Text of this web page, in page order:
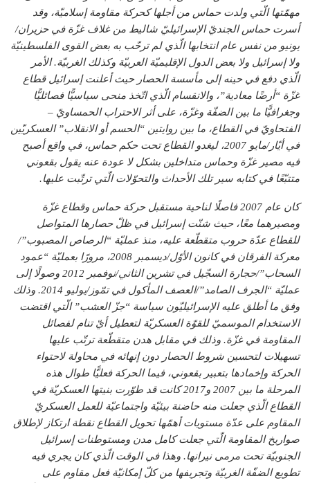
مهمّتها الّتي ولدت حماس من أجلها كحركة مقاومة إسلاميّة، وقد
أسرت حماس الجنديّ الإسرائيليّ شاليط من غلاف غزّة في حزيران/
يونيو من نفس عام انتخابها الّذي لم ترحّب به بعض القوى الفلسطينيّة
ولا إسرائيل ولا بعض الدول الإقليميّة العربيّة وكذلك الغربيّة. الأمر
الّذي دفع في حينه إلى مأسسة الحصار حيث أعلنت إسرائيل قطاع
غزّة “أرضًا معادية”، والانقسام الّذي اتّخذ منحى سياسيًّا فصائليًّا
وجغرافيًّا ما بين الضفّة وغزّة، على أثر الاحتراب الحمساويّ –
الفتحاويّ في القطاع، ما بين روايتين “الحسم أو الانقلاب” العسكريّين
في أيّار/مايو 2007، ليغدو القطاع تحت حكم حماس، في واقع أصبح
فيه مصير غزّة وحماس متداخلين بشكل لا عودة عنه يقول بقعوني
متتبّعًا في كتابه سير تلك الأحداث والتحوّلات الّتي ترتّبت عليها.
كان عام 2007 فاصلًا لناحية مستقبل حركة حماس وقطاع غزّة
ومصيرهما معًا، حيث شنّت إسرائيل في ظلّ حصارها المتواصل
للقطاع عدّة حروب متقطّعة عليه، منذ عمليّة “الرصاص المصبوب”/
معركة الفرقان في كانون الأوّل/ديسمبر 2008، مرورًا بعمليّة “عمود
السحاب”/حجارة السجّيل في تشرين الثاني/نوفمبر 2012 وصولًا إلى
عمليّة “الجرف الصامد”/العصف المأكول في تمّوز/يوليو 2014. وذلك
وفق ما أطلق عليه الإسرائيليّون سياسة “جزّ العشب” الّتي اقتضت
الاستخدام الموسميّ للقوّة العسكريّة لتعطيل أيّ تنام لفصائل
المقاومة في غزّة. وذلك في مقابل هدن متقطّعة ترتّب عليها
تسهيلات لتحسين شروط الحصار دون إنهائه في محاولة لاحتواء
الحركة وإخمادها بتعبير بقعوني، فيما الحركة فعليًّا طوال هذه
المرحلة ما بين 2007 و2017 كانت قد طوّرت بنيتها العسكريّة في
القطاع الّذي جعلت منه حاضنة بيئيّة واجتماعيّة للعمل العسكريّ
المقاوم على عدّة مستويات أهمّها تحويل القطاع نقطة ارتكاز لإطلاق
صواريخ المقاومة الّتي جعلت كامل مدن ومستوطنات إسرائيل
الجنوبيّة تحت مرمى نيرانها. وهذا في الوقت الّذي كان يجري فيه
تطويع الضفّة الغربيّة وتجريفها من كلّ إمكانيّة فعل مقاوم على